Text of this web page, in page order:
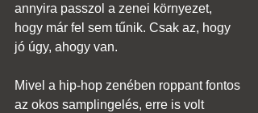
annyira passzol a zenei környezet,
hogy már fel sem tűnik. Csak az, hogy
jó úgy, ahogy van.
Mivel a hip-hop zenében roppant fontos
az okos samplingelés, erre is volt